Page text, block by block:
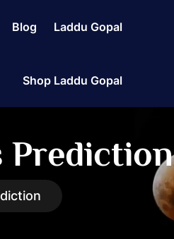
Blog Laddu Gopal
Shop Laddu Gopal
Prediction